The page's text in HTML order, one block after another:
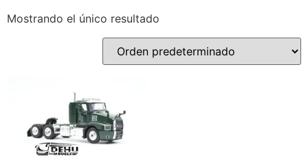
Mostrando el único resultado